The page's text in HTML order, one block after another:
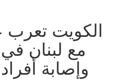
الكويت تعرب
مع لبنان
وإصابة